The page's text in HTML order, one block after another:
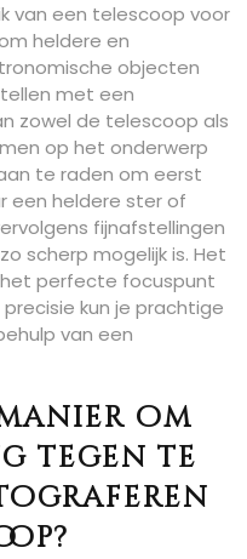
van een telescoop voor
heldere en
objecten
met een
zowel de telescoop als
op het onderwerp
te raden om eerst
een heldere ster of
fijnafstellingen
scherp mogelijk is. Het
perfecte focuspunt
kun je prachtige
van een
om
tegen te